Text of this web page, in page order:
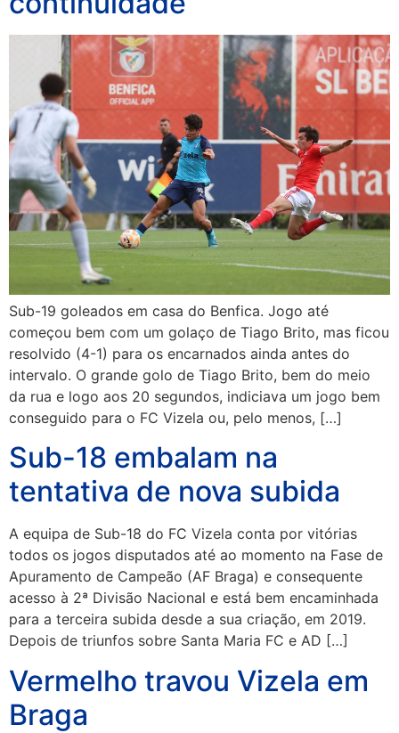
Sub-19 goleados em casa do Benfica. Jogo até
começou bem com um golaço de Tiago Brito, mas ficou
resolvido (4-1) para os encarnados ainda antes do
intervalo. O grande golo de Tiago Brito, bem do meio
da rua e logo aos 20 segundos, indiciava um jogo bem
conseguido para o FC Vizela ou, pelo menos, […]
Sub-18 embalam na
tentativa de nova subida
A equipa de Sub-18 do FC Vizela conta por vitórias
todos os jogos disputados até ao momento na Fase de
Apuramento de Campeão (AF Braga) e consequente
acesso à 2ª Divisão Nacional e está bem encaminhada
para a terceira subida desde a sua criação, em 2019.
Depois de triunfos sobre Santa Maria FC e AD […]
Vermelho travou Vizela em
Braga